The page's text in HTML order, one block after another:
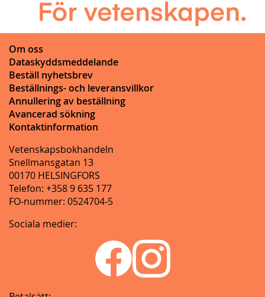
Om oss
Dataskyddsmeddelande
Beställ nyhetsbrev
Beställnings- och leveransvillkor
Annullering av beställning
Avancerad sökning
Kontaktinformation
Vetenskapsbokhandeln
Snellmansgatan 13
00170 HELSINGFORS
Telefon: +358 9 635 177
FO-nummer: 0524704-5
Sociala medier: